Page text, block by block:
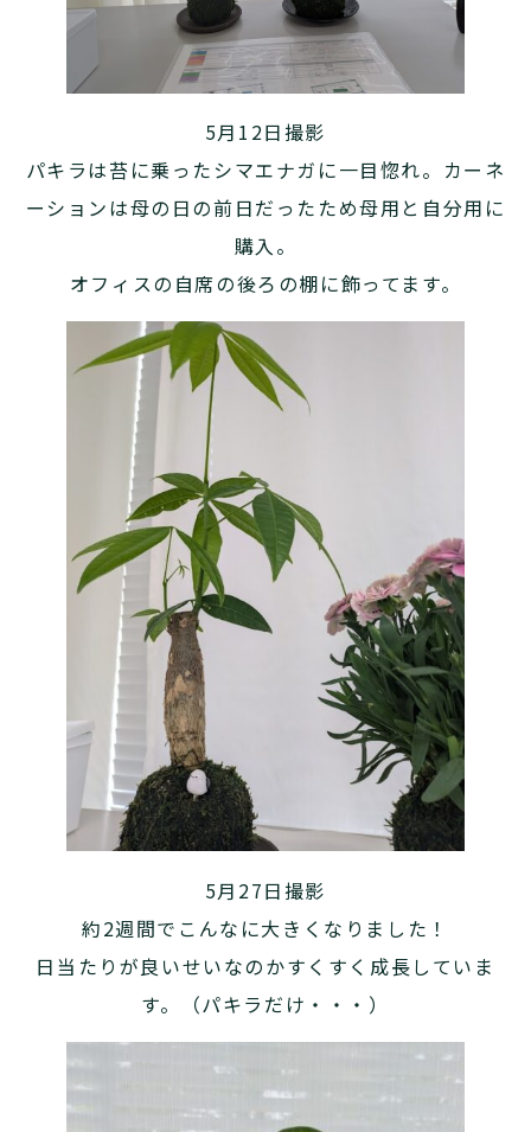
5月12日撮影
パキラは苔に乗ったシマエナガに一目惚れ。カーネ
ーションは母の日の前日だったため母用と自分用に
購入。
オフィスの自席の後ろの棚に飾ってます。
5月27日撮影
約2週間でこんなに大きくなりました！
日当たりが良いせいなのかすくすく成長していま
す。（パキラだけ・・・）